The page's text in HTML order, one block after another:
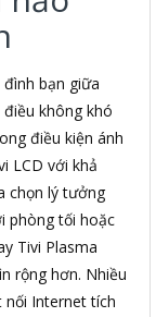
bạn giữa
không khó
điều kiện ánh
LCD với khả
chọn lý tưởng
phòng tối hoặc
Tivi Plasma
rộng hơn. Nhiều
nối Internet tích